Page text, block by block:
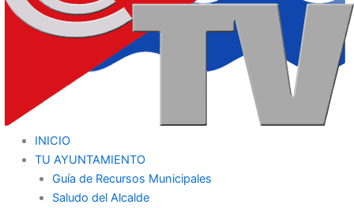
INICIO
TU AYUNTAMIENTO
Guía de Recursos Municipales
Saludo del Alcalde